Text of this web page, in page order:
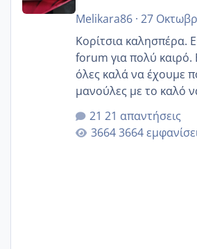
Melikara86· 27
Κορίτσια καλησπέρα.
forum για πολύ καιρό.
όλες καλά να έχουμε
μανούλες με το καλό
αυτές που ήδη
γερα μωράκια στην
🙏🏼🙏🏼 Ας πάμε λοιπόν στο θέμα μου.
21 απαντήσεις
3664